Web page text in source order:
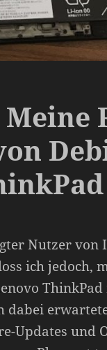
Nutzer von
ich jedoch,
dabei
Updates und